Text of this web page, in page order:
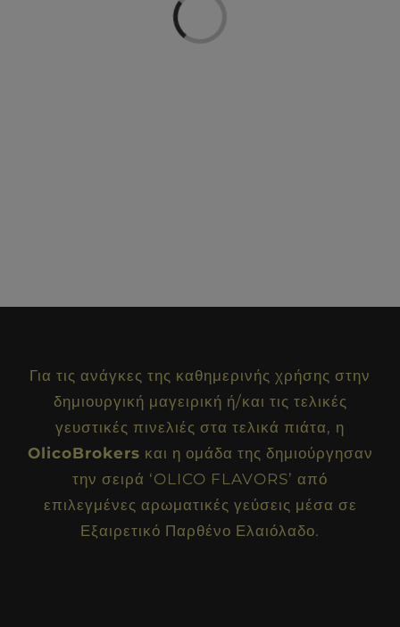
Loading...
Για τις ανάγκες της καθημερινής χρήσης στην
δημιουργική μαγειρική ή/και τις τελικές
γευστικές πινελιές στα τελικά πιάτα, η
OlicoBrokers και η ομάδα της δημιούργησαν
την σειρά ‘OLICO FLAVORS’ από
επιλεγμένες αρωματικές γεύσεις μέσα σε
Εξαιρετικό Παρθένο Ελαιόλαδο.